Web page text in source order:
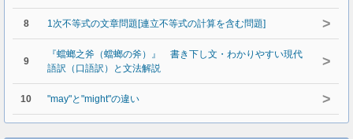
8 1次不等式の文章問題[連立不等式の計算を含む問題] >
9
『蟷螂之斧（蟷螂の斧）』 書き下し文・わかりやすい現代
語訳（口語訳）と文法解説
>
10 "may"と"might"の違い >